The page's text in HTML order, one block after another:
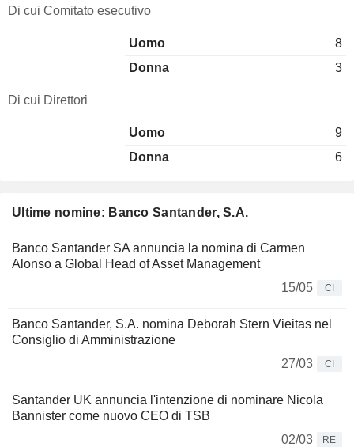
Ultime nomine: Banco Santander, S.A.
Banco Santander SA annuncia la nomina di Carmen
Alonso a Global Head of Asset Management
15/05
CI
Banco Santander, S.A. nomina Deborah Stern Vieitas nel
Consiglio di Amministrazione
27/03
CI
Santander UK annuncia l'intenzione di nominare Nicola
Bannister come nuovo CEO di TSB
02/03
RE
Di cui Comitato esecutivo
Uomo
8
Donna
3
Di cui Direttori
Uomo
9
Donna
6